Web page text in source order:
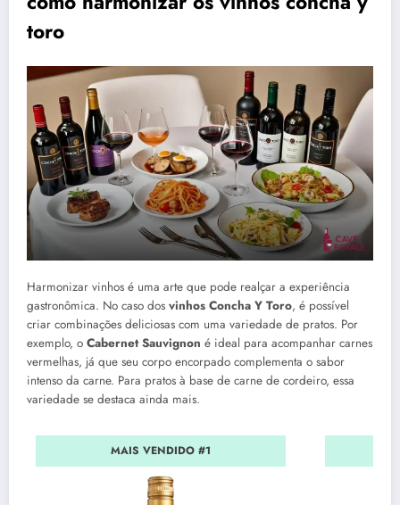
toro
Harmonizar vinhos é uma arte que pode realçar a experiência
gastronômica. No caso dos vinhos Concha Y Toro, é possível
criar combinações deliciosas com uma variedade de pratos. Por
exemplo, o Cabernet Sauvignon é ideal para acompanhar carnes
vermelhas, já que seu corpo encorpado complementa o sabor
intenso da carne. Para pratos à base de carne de cordeiro, essa
variedade se destaca ainda mais.
MAIS VENDIDO #1